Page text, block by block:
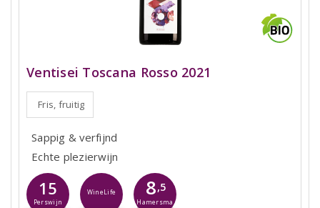
Ventisei Toscana Rosso 2021
Fris, fruitig
Sappig & verfijnd
Echte plezierwijn
15
Perswijn
WineLife 8,5
Hamersma